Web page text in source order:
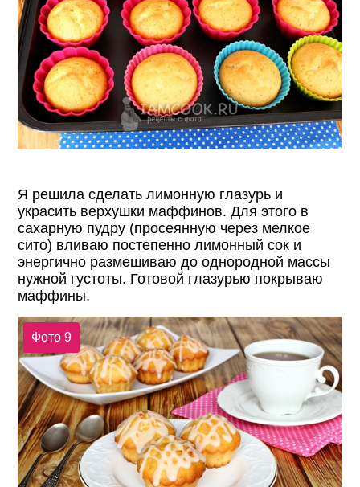
Я решила сделать лимонную глазурь и
украсить верхушки маффинов. Для этого в
сахарную пудру (просеянную через мелкое
сито) вливаю постепенно лимонный сок и
энергично размешиваю до однородной массы
нужной густоты. Готовой глазурью покрываю
маффины.
Фото 9